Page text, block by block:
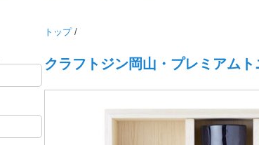
トップ/
クラフトジン岡山・プレミアム